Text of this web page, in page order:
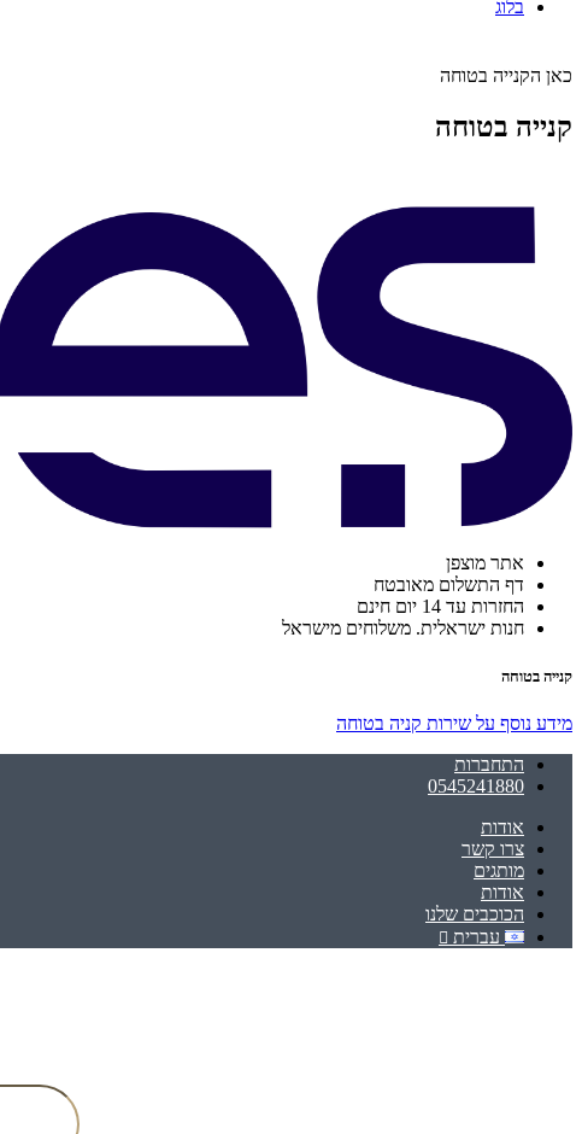
בלוג
כאן הקנייה בטוחה
קנייה בטוחה
אתר מוצפן
דף התשלום מאובטח
החזרות עד 14 יום חינם
חנות ישראלית. משלוחים מישראל
קנייה בטוחה
מידע נוסף על שירות קניה בטוחה
התחברות
0545241880
אודות
צרו קשר
מותגים
אודות
הכוכבים שלנו
עברית